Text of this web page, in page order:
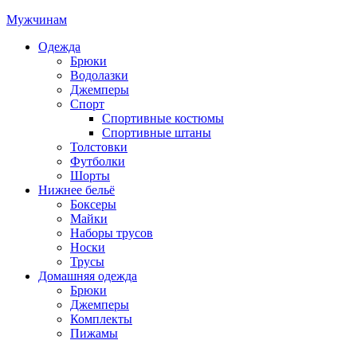
Мужчинам
Одежда
Брюки
Водолазки
Джемперы
Спорт
Спортивные костюмы
Спортивные штаны
Толстовки
Футболки
Шорты
Нижнее бельё
Боксеры
Майки
Наборы трусов
Носки
Трусы
Домашняя одежда
Брюки
Джемперы
Комплекты
Пижамы